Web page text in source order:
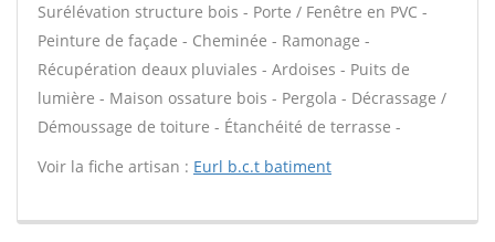
Surélévation structure bois - Porte / Fenêtre en PVC -
Peinture de façade - Cheminée - Ramonage -
Récupération deaux pluviales - Ardoises - Puits de
lumière - Maison ossature bois - Pergola - Décrassage /
Démoussage de toiture - Étanchéité de terrasse -
Voir la fiche artisan : Eurl b.c.t batiment